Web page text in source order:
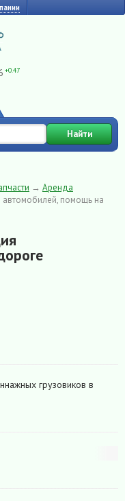
+0.47
Найти
→ Аренда
автомобилей, помощь на
грузовиков в